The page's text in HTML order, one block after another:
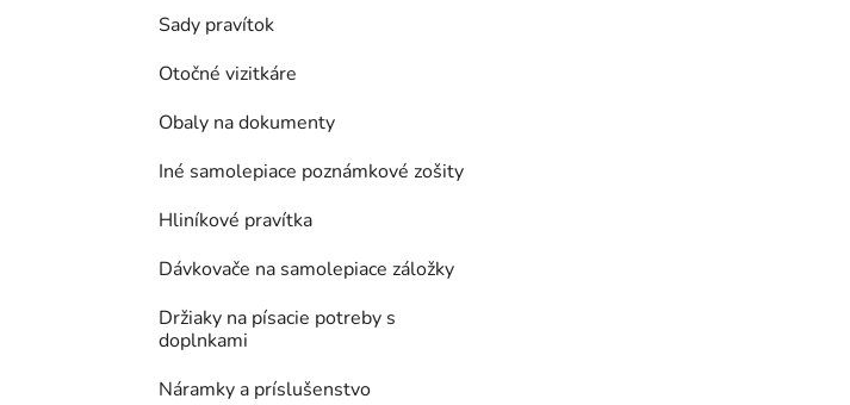
Sady pravítok
Otočné vizitkáre
Obaly na dokumenty
Iné samolepiace poznámkové zošity
Hliníkové pravítka
Dávkovače na samolepiace záložky
Držiaky na písacie potreby s
doplnkami
Náramky a príslušenstvo